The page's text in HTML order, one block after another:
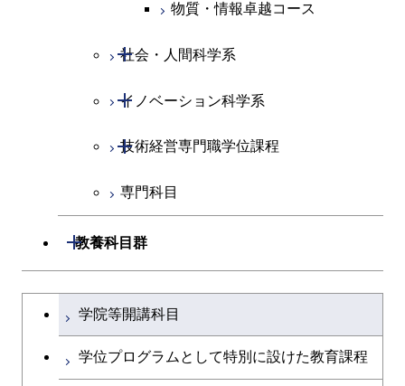
物質・情報卓越コース
社会・人間科学系
開閉
社会・人間科学コース
イノベーション科学系
開閉
イノベーション科学コース
人間医療科学技術コース
技術経営専門職学位課程
開閉
技術経営専門職学位課程
専門科目
教養科目群
開閉
文系教養科目
英語科目
大学院課程を切り替える
学院等開講科目
学位プログラムとして特別に設けた教育課程